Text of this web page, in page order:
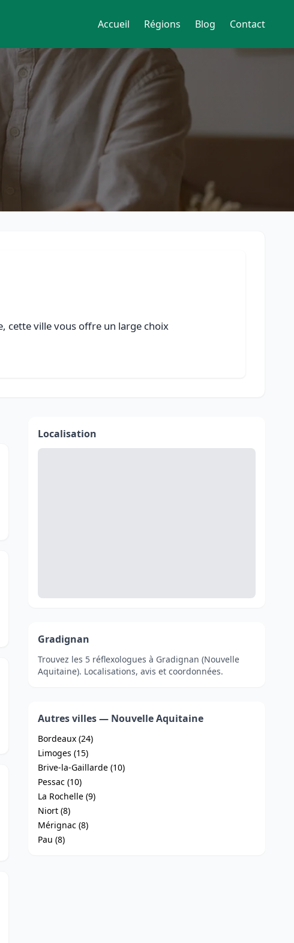
Accueil Régions Blog Contact
cette ville vous offre un large choix
Localisation
Gradignan
Trouvez les 5 réflexologues à Gradignan (Nouvelle
Aquitaine). Localisations, avis et coordonnées.
Autres villes — Nouvelle Aquitaine
Bordeaux (24)
Limoges (15)
Brive-la-Gaillarde (10)
Pessac (10)
La Rochelle (9)
Niort (8)
Mérignac (8)
Pau (8)